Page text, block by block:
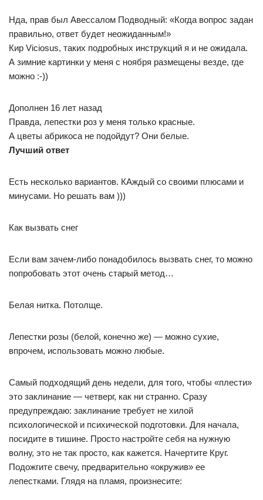
Нда, прав был Авессалом Подводный: «Когда вопрос задан
правильно, ответ будет неожиданным!»
Кир Viciosus, таких подробных инструкций я и не ожидала.
А зимние картинки у меня с ноября размещены везде, где
можно :-))
Дополнен 16 лет назад
Правда, лепестки роз у меня только красные.
А цветы абрикоса не подойдут? Они белые.
Лучший ответ
Есть несколько вариантов. КАждый со своими плюсами и
минусами. Но решать вам )))
Как вызвать снег
Если вам зачем-либо понадобилось вызвать снег, то можно
попробовать этот очень старый метод…
Белая нитка. Потолще.
Лепестки розы (белой, конечно же) — можно сухие,
впрочем, использовать можно любые.
Самый подходящий день недели, для того, чтобы «плести»
это заклинание — четверг, как ни странно. Сразу
предупреждаю: заклинание требует не хилой
психологической и психической подготовки. Для начала,
посидите в тишине. Просто настройте себя на нужную
волну, это не так просто, как кажется. Начертите Круг.
Подожгите свечу, предварительно «окружив» ее
лепестками. Глядя на пламя, произнесите: